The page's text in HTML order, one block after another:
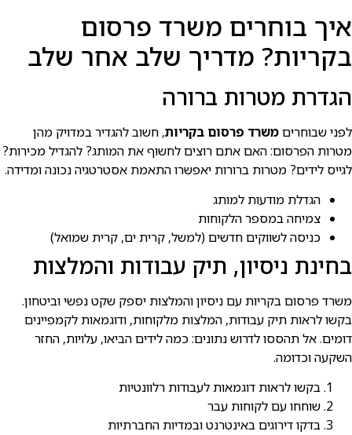
איך בוחרים משרד פרסום
בקריות? מדריך שלב אחר שלב
הגדרת מטרות ברורה
לפני שבוחריםמשרד פרסום בקריות, חשוב להגדיר במדויק מהן
מטרות הפרסום: האם אתם רוצים לחשוף את המותג? להגדיל מכירות?
לגייס לידים? מטרות ברורות יאפשרו התאמת אסטרטגיה נכונה ומדידה.
הגדלת מודעות למותג
צמיחה במספר הלקוחות
כניסה לשווקים חדשים (למשל, קרית ים, קרית שמואל)
בחינת ניסיון, תיק עבודות והמלצות
משרד פרסום בקריות עם ניסיון והמלצות יספק שקט נפשי וביטחון.
בקשו לראות תיק עבודות, המלצות מלקוחות, ודוגמאות לקמפיינים
דומים. אל תהססו לדרוש נתונים: כמה לידים הביאו, עלויות, החזר
השקעה וכדומה.
בקשו לראות דוגמאות לעבודות רלוונטיות
שוחחו עם לקוחות עבר
בדקו דירוגים באינטרנט ובמדיות החברתיות